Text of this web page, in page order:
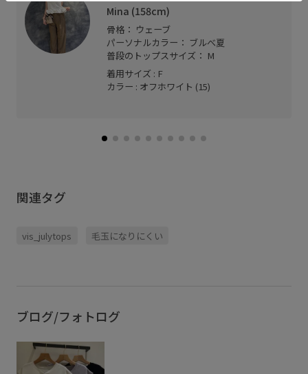
Mina (158cm)
骨格： ウェーブ
パーソナルカラー： ブルべ夏
普段のトップスサイズ： M
着用サイズ : F
カラー : オフホワイト (15)
関連タグ
vis_julytops 毛玉になりにくい
ブログ/フォトログ